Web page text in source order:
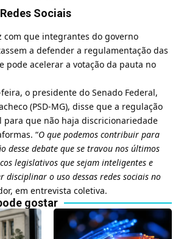
Sociais
com que integrantes do governo
a defender a regulamentação das
pode acelerar a votação da pauta no
o presidente do Senado Federal,
(PSD-MG), disse que a regulação
para que não haja discricionariedade
“O que podemos contribuir para
desse debate que se travou nos últimos
legislativos que sejam inteligentes e
disciplinar o uso dessas redes sociais no
em entrevista coletiva.
gostar